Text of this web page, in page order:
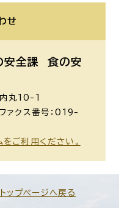
せ
安全課
食の安
丸10-1
クス番号：019-
ご利用ください。
トップページへ戻る